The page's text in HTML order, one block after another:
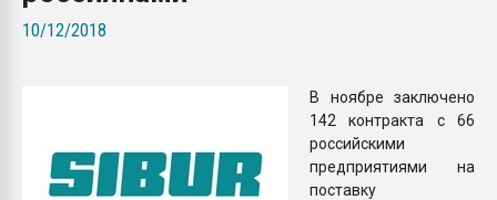
ПЕРЕЙТИ НА
10/12/2018
В ноябре заключено
142 контракта с 66
российскими
предприятиями на
поставку